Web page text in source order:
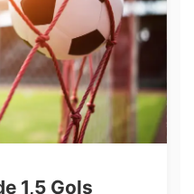
1,5 Gols